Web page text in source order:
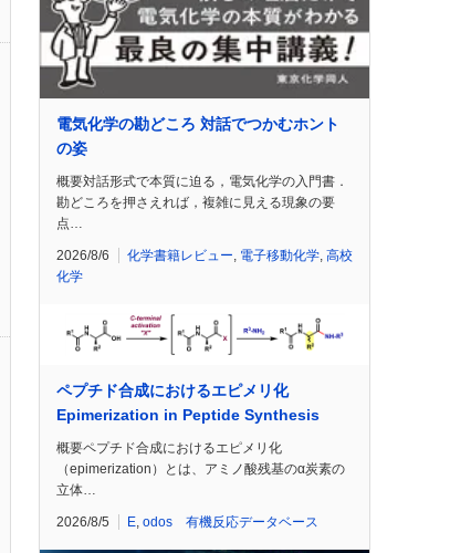
電気化学の勘どころ 対話でつかむホント
の姿
概要対話形式で本質に迫る，電気化学の入門書．
勘どころを押さえれば，複雑に見える現象の要
点…
2026/8/6 化学書籍レビュー 電子移動化学 高校
化学
ペプチド合成におけるエピメリ化
Epimerization in Peptide Synthesis
概要ペプチド合成におけるエピメリ化
（epimerization）とは、アミノ酸残基のα炭素の
立体…
2026/8/5 E odos 有機反応データベース